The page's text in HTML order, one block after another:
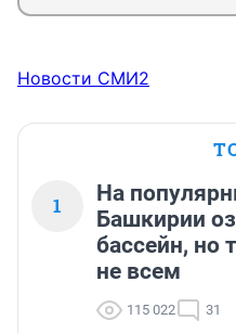
Новости СМИ2
1
На
Башкирии
бассейн, но
не всем
115 022 31